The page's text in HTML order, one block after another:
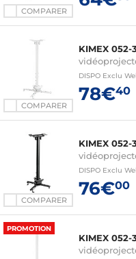
COMPARER
COMPARER
KIMEX 052-
DISPO Exclu
78€40
COMPARER
KIMEX 052-
DISPO Exclu
76€00
PROMOTION
KIMEX 052-